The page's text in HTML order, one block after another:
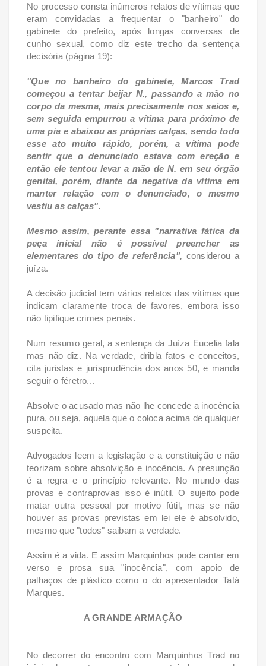
No processo consta inúmeros relatos de vítimas que
eram convidadas a frequentar o "banheiro" do
gabinete do prefeito, após longas conversas de
cunho sexual, como diz este trecho da sentença
decisória (página 19):
"Que no banheiro do gabinete, Marcos Trad
começou a tentar beijar N., passando a mão no
corpo da mesma, mais precisamente nos seios e,
sem seguida empurrou a vítima para próximo de
uma pia e abaixou as próprias calças, sendo todo
esse ato muito rápido, porém, a vítima pode
sentir que o denunciado estava com ereção e
então ele tentou levar a mão de N. em seu órgão
genital, porém, diante da negativa da vítima em
manter relação com o denunciado, o mesmo
vestiu as calças".
Mesmo assim, perante essa "narrativa fática da
peça inicial não é possível preencher as
elementares do tipo de referência", considerou a
juíza.
A decisão judicial tem vários relatos das vítimas que
indicam claramente troca de favores, embora isso
não tipifique crimes penais.
Num resumo geral, a sentença da Juíza Eucelia fala
mas não diz. Na verdade, dribla fatos e conceitos,
cita juristas e jurisprudência dos anos 50, e manda
seguir o féretro...
Absolve o acusado mas não lhe concede a inocência
pura, ou seja, aquela que o coloca acima de qualquer
suspeita.
Advogados leem a legislação e a constituição e não
teorizam sobre absolvição e inocência. A presunção
é a regra e o princípio relevante. No mundo das
provas e contraprovas isso é inútil. O sujeito pode
matar outra pessoal por motivo fútil, mas se não
houver as provas previstas em lei ele é absolvido,
mesmo que "todos" saibam a verdade.
Assim é a vida. E assim Marquinhos pode cantar em
verso e prosa sua "inocência", com apoio de
palhaços de plástico como o do apresentador Tatá
Marques.
A GRANDE ARMAÇÃO
No decorrer do encontro com Marquinhos Trad no